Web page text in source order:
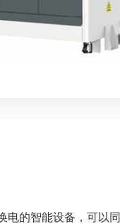
电的智能设备，可以